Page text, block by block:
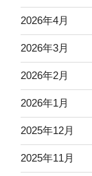
2026年4月
2026年3月
2026年2月
2026年1月
2025年12月
2025年11月